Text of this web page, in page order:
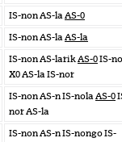
IS-non AS-laAS-0
IS-non AS-laAS-la
IS-non AS-larikAS-0IS-
X0 AS-la IS-nor
IS-non AS-n IS-nolaAS-0
nor AS-la
IS-non AS-n IS-nongo IS-